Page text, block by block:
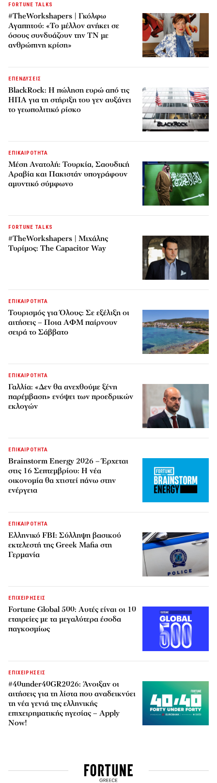
FORTUNE TALKS
#TheWorkshapers | Γκόλφω
Αγαπητού: «Το μέλλον ανήκει σε
όσους συνδυάζουν την ΤΝ με
ανθρώπινη κρίση»
ΕΠΕΝΔΥΣΕΙΣ
BlackRock: Η πώληση ευρώ από τις
ΗΠΑ για τη στήριξη του γεν αυξάνει
το γεωπολιτικό ρίσκο
ΕΠΙΚΑΙΡΟΤΗΤΑ
Μέση Ανατολή: Τουρκία, Σαουδική
Αραβία και Πακιστάν υπογράφουν
αμυντικό σύμφωνο
FORTUNE TALKS
#TheWorkshapers | Μιχάλης
Τυρίμος: The Capacitor Way
ΕΠΙΚΑΙΡΟΤΗΤΑ
Τουρισμός για Όλους: Σε εξέλιξη οι
αιτήσεις – Ποια ΑΦΜ παίρνουν
σειρά το Σάββατο
ΕΠΙΚΑΙΡΟΤΗΤΑ
Γαλλία: «Δεν θα ανεχθούμε ξένη
παρέμβαση» ενόψει των προεδρικών
εκλογών
ΕΠΙΚΑΙΡΟΤΗΤΑ
Brainstorm Energy 2026 – Έρχεται
στις 16 Σεπτεμβρίου: Η νέα
οικονομία θα χτιστεί πάνω στην
ενέργεια
ΕΠΙΚΑΙΡΟΤΗΤΑ
Ελληνικό FBI: Σύλληψη βασικού
εκτελεστή της Greek Mafia στη
Γερμανία
ΕΠΙΧΕΙΡΗΣΕΙΣ
Fortune Global 500: Αυτές είναι οι 10
εταιρείες με τα μεγαλύτερα έσοδα
παγκοσμίως
ΕΠΙΧΕΙΡΗΣΕΙΣ
#40under40GR2026: Άνοιξαν οι
αιτήσεις για τη λίστα που αναδεικνύει
τη νέα γενιά της ελληνικής
επιχειρηματικής ηγεσίας – Apply
Now!